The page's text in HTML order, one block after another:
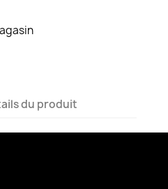
du produit